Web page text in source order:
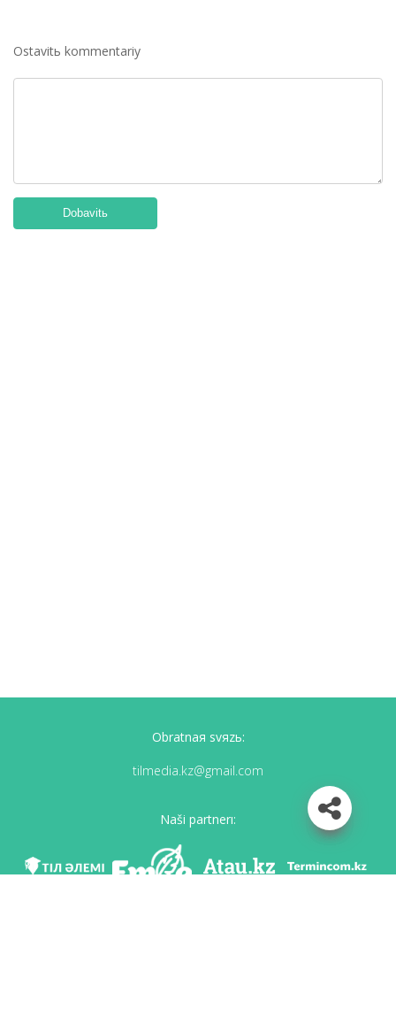
Ostavitь kommentariy
Dobavitь
Obratnaя svяzь:
tilmedia.kz@gmail.com
Naši partnerı: